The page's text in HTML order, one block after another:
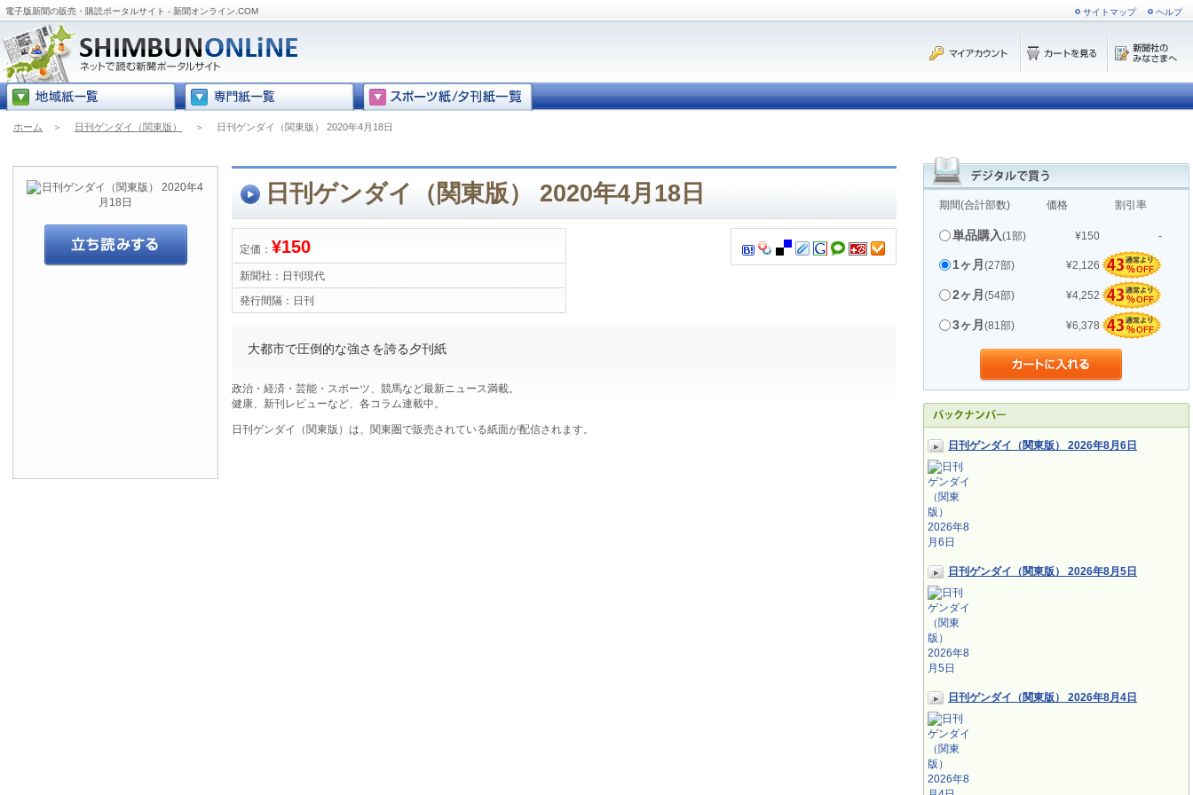
電子版新聞の販売・購読ポータルサイト - 新聞オンライン.COM サイトマップ ヘルプ
ホーム ＞ 日刊ゲンダイ（関東版） ＞ 日刊ゲンダイ（関東版） 2020年4月18日
期間(合計部数) 価格 割引率
単品購入(1部) ¥150 -
1ヶ月 (27部) ¥2,126
2ヶ月 (54部) ¥4,252
3ヶ月 (81部) ¥6,378
日刊ゲンダイ（関東版） 2026年8月6日
日刊ゲンダイ（関東版） 2026年8月5日
日刊ゲンダイ（関東版） 2026年8月4日
日刊ゲンダイ（関東版） 2020年4月18日
定価： ¥150
新聞社： 日刊現代
発行間隔： 日刊
大都市で圧倒的な強さを誇る夕刊紙
政治・経済・芸能・スポーツ、競馬など最新ニュース満載。
健康、新刊レビューなど、各コラム連載中。
日刊ゲンダイ（関東版）は、関東圏で販売されている紙面が配信されます。